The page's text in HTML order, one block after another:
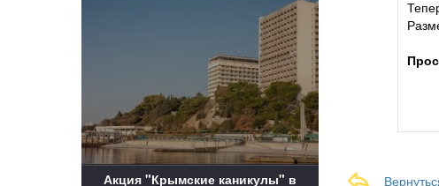
Акция "Крымские каникулы" в